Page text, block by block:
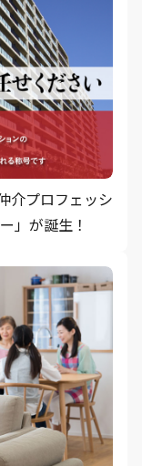
介プロフェッシ
」が誕生！